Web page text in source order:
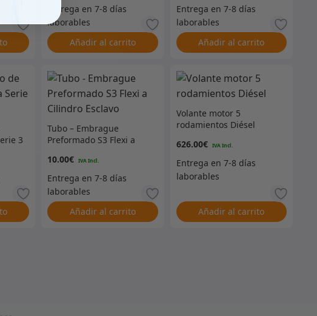
Añadir al carrito Añadir al carrito
3
Tubo – Embrague
Preformado S3 Flexi a
10.00€
Añadir al carrito
Volante motor 5
rodamientos Diésel
626.00€
Añadir al carrito